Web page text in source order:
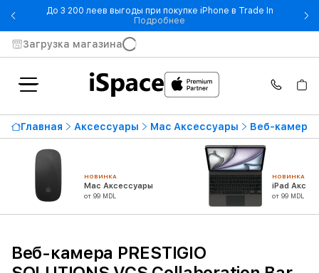
До 3 200 леев выгоды при покупке iPhone в Trade In
Подробнее - До 3 200 леев выгоды при
Загрузка магазина
Главная Аксессуары Mac Аксессуары Веб-
НОВИНКА
Mac Аксессуары
от 99 MDL
НОВИНКА
iPad
от 99 MDL
Веб-камера PRESTIGIO